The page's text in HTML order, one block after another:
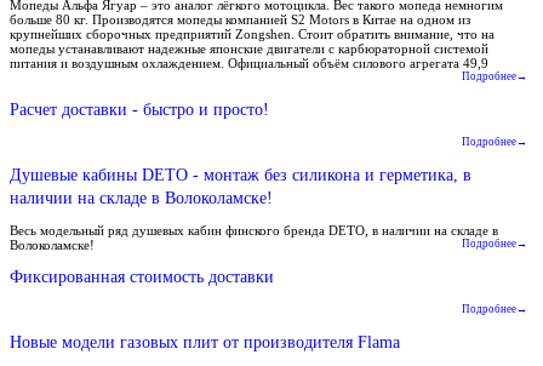
Мопеды Альфа Ягуар – это аналог лёгкого мотоцикла. Вес такого мопеда немногим
больше 80 кг. Производятся мопеды компанией S2 Motors в Китае на одном из
крупнейших сборочных предприятий Zongshen. Стоит обратить внимание, что на
мопеды устанавливают надежные японские двигатели с карбюраторной системой
питания и воздушным охлаждением. Официальный объём силового агрегата 49,9
Подробнее→
Расчет доставки - быстро и просто!
Подробнее→
Душевые кабины DETO - монтаж без силикона и герметика, в
наличии на складе в Волоколамске!
Весь модельный ряд душевых кабин финского бренда DETO, в наличии на складе в
Волоколамске!
Подробнее→
Фиксированная стоимость доставки
Подробнее→
Новые модели газовых плит от производителя Flama